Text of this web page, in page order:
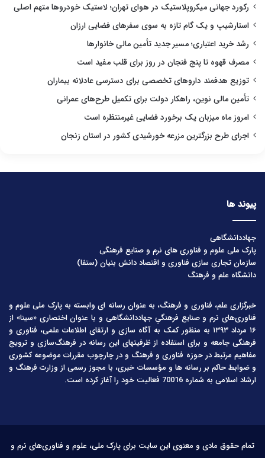
رکورد جهانی میکروپلاستیک در هوای تهران؛ لاستیک خودروها متهم اصلی
استارشیپ و یک گام تازه به سوی سفرهای فضایی ارزان
رشد خرید اعتباری؛ مسیر جدید تأمین مالی خانوارها
مصرف قهوه تا پنج فنجان در روز برای قلب مفید است
توزیع هدفمند داروهای تخصصی برای دسترسی عادلانه بیماران
تأمین مالی نوین، راهکار دولت برای تکمیل طرح‌های عمرانی
امروز ماه میزبان یک برخورد فضایی غیرمنتظره است
اجرای طرح بزرگترین مزرعه خورشیدی کشور در استان زنجان
پیوند ها
جهاددانشگاهی
پارک ملی علوم و فناوری های نرم و صنایع فرهنگی
سازمان تجاری سازی فناوری و اقتصاد دانش بنیان (ستفا)
دانشگاه علم و فرهنگ
خبرگزاری علم، فناوری و فرهنگ، به عنوان رسانه ای وابسته به پارک ملی علوم و
فناوری‌های نرم و صنایع فرهنگیِ جهاددانشگاهی و با عنوان اختصاری «سینا» از
۱۶ مرداد ۱۳۹۳ به منظور کمک به آگاه سازی و ارتقای اطلاعات علمی، فناوری و
فرهنگی جامعه و برای استفاده از ظرفیتهای این رسانه در فرهنگ‌سازی و ترویج
مفاهیم مرتبط در حوزه فناوری و فرهنگ و در چارچوب مقررات موضوعه کشوری
و ضوابط حاکم بر رسانه ها و مؤسسات خبری، با مجوز رسمی از وزارت فرهنگ و
ارشاد اسلامی به شماره 70016 فعالیت خود را آغاز کرده است.
تمام حقوق مادی و معنوی این سایت برای پارک ملی، علوم و فناوری‌های نرم و